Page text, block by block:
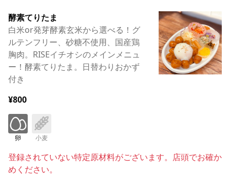
酵素てりたま
白米or発芽酵素玄米から選べる！グ
ルテンフリー、砂糖不使用、国産鶏
胸肉。RISEイチオシのメインメニュ
ー！酵素てりたま。日替わりおかず
付き
¥800
卵 小麦
登録されていない特定原材料がございます。店頭でお確か
めください。